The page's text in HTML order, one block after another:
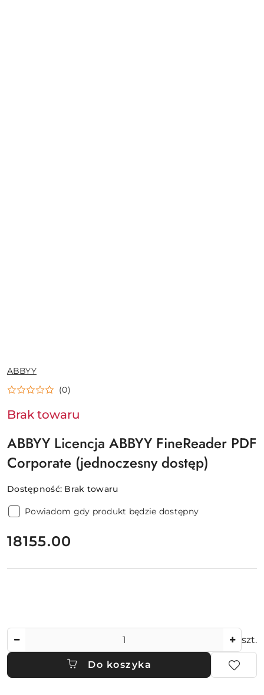
NAZWA
PRODUCENTA:
ABBYY
(0)
Brak towaru
ABBYY Licencja ABBYY FineReader PDF
Corporate (jednoczesny dostęp)
Dostępność: Brak towaru
Powiadom gdy produkt będzie dostępny
cena:
18155.00
szt.
Do koszyka